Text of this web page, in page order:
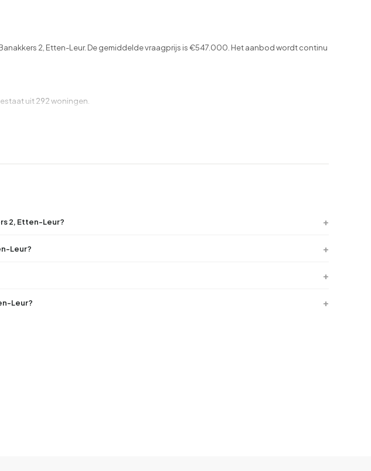
2, Etten-Leur. De gemiddelde vraagprijs is €547.000. Het aanbod wordt continu
uit 292 woningen.
2, Etten-Leur?
Leur?
Leur?